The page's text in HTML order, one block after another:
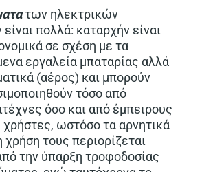
των ηλεκτρικών
πολλά: καταρχήν είναι
σε σχέση με τα
εργαλεία μπαταρίας αλλά
(αέρος) και μπορούν
τόσο από
όσο και από έμπειρους
χρήστες, ωστόσο τα αρνητικά
χρήση τους περιορίζεται
την ύπαρξη τροφοδοσίας